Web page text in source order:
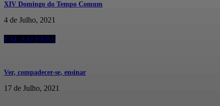
XIV Domingo do Tempo Comum
4 de Julho, 2021
FALA O PAPA
Ver, compadecer-se, ensinar
17 de Julho, 2021